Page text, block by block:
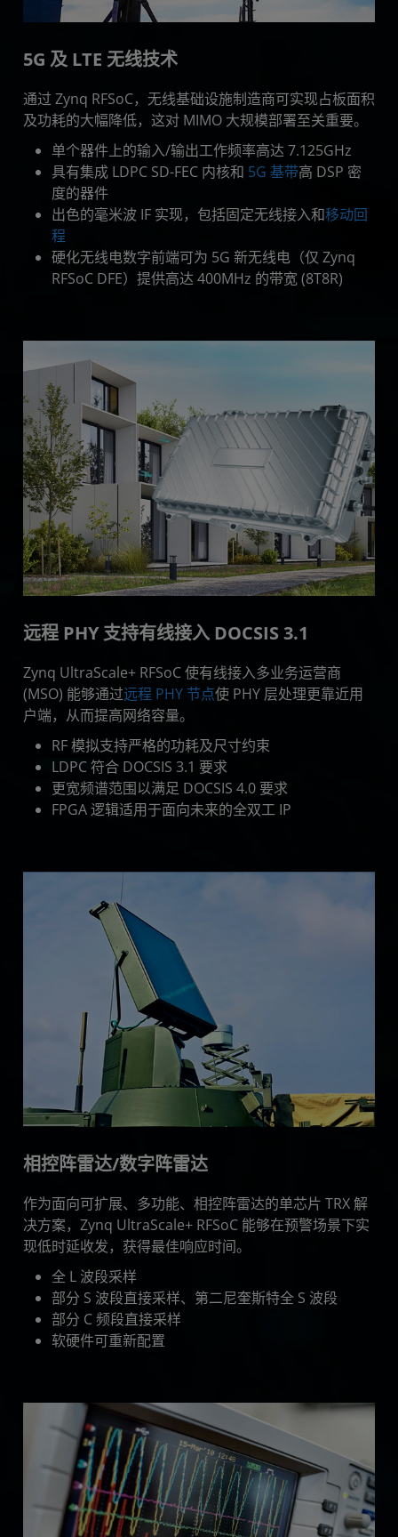
5G 及 LTE 无线技术
通过 Zynq RFSoC，无线基础设施制造商可实现占板面积
及功耗的大幅降低，这对 MIMO 大规模部署至关重要。
单个器件上的输入/输出工作频率高达 7.125GHz
具有集成 LDPC SD-FEC 内核和 5G 基带高 DSP 密
度的器件
出色的毫米波 IF 实现，包括固定无线接入和移动回
程
硬化无线电数字前端可为 5G 新无线电（仅 Zynq
RFSoC DFE）提供高达 400MHz 的带宽 (8T8R)
远程 PHY 支持有线接入 DOCSIS 3.1
Zynq UltraScale+ RFSoC 使有线接入多业务运营商
(MSO) 能够通过远程 PHY 节点使 PHY 层处理更靠近用
户端，从而提高网络容量。
RF 模拟支持严格的功耗及尺寸约束
LDPC 符合 DOCSIS 3.1 要求
更宽频谱范围以满足 DOCSIS 4.0 要求
FPGA 逻辑适用于面向未来的全双工 IP
相控阵雷达/数字阵雷达
作为面向可扩展、多功能、相控阵雷达的单芯片 TRX 解
决方案，Zynq UltraScale+ RFSoC 能够在预警场景下实
现低时延收发，获得最佳响应时间。
全 L 波段采样
部分 S 波段直接采样、第二尼奎斯特全 S 波段
部分 C 频段直接采样
软硬件可重新配置